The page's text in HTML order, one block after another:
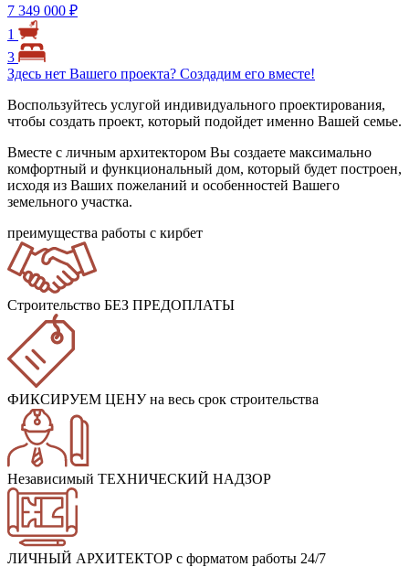
7 349 000 ₽
1
3
Здесь нет Вашего проекта? Создадим его вместе!
Воспользуйтесь услугой индивидуального проектирования,
чтобы создать проект, который подойдет именно Вашей семье.
Вместе с личным архитектором Вы создаете максимально
комфортный и функциональный дом, который будет построен,
исходя из Ваших пожеланий и особенностей Вашего
земельного участка.
преимущества работы с кирбет
Строительство БЕЗ ПРЕДОПЛАТЫ
ФИКСИРУЕМ ЦЕНУна весь срок строительства
Независимый ТЕХНИЧЕСКИЙ НАДЗОР
ЛИЧНЫЙ АРХИТЕКТОР с форматом работы 24/7